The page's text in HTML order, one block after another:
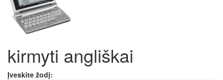
kirmyti angliškai
Įveskite žodį: